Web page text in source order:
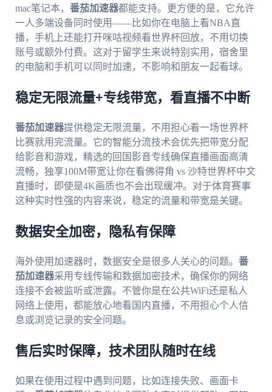
mac笔记本， 番茄加速器都能支持。更方便的是，它允许
一人多端设备同时使用——比如你在电脑上看NBA直
播，手机上还能打开咪咕视频看世界杯回放，不用切换
账号或额外付费。这对于留学生来说特别实用，宿舍里
的电脑和手机可以同时加速，不影响和朋友一起看球。
稳定无限流量+专线带宽，看直播不中断
番茄加速器提供稳定无限流量，不用担心看一场世界杯
比赛就用完流量。它的智能分流技术会优先把带宽分配
给影音和游戏，精选的回国影音专线确保直播画面高清
流畅，独享100M带宽让你在看佛得角 vs 沙特世界杯中文
直播时，即使是4K画质也不会出现缓冲。对于体育赛事
这种实时性强的内容来说，稳定的流量和带宽是关键。
数据安全加密，隐私有保障
海外使用加速器时，数据安全是很多人关心的问题。 番
茄加速器采用专线传输和数据加密技术，确保你的网络
连接不会被监听或泄露。不管你是在公共WiFi还是私人
网络上使用，都能放心地看国内直播，不用担心个人信
息或浏览记录的安全问题。
售后实时保障，技术团队随时在线
如果在使用过程中遇到问题，比如连接失败、画面卡